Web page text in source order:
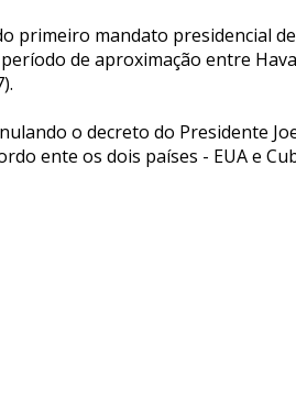
primeiro mandato presidencial
de aproximação entre
o decreto do Presidente
ente os dois países - EUA e